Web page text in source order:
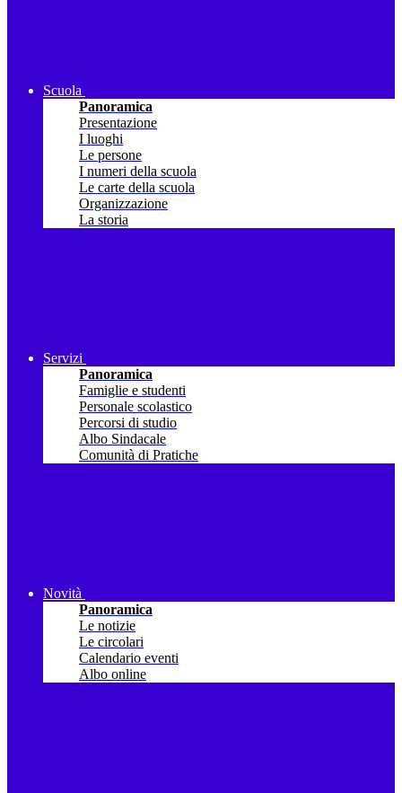
Scuola
Panoramica
Presentazione
I luoghi
Le persone
I numeri della scuola
Le carte della scuola
Organizzazione
La storia
Servizi
Panoramica
Famiglie e studenti
Personale scolastico
Percorsi di studio
Albo Sindacale
Comunità di Pratiche
Novità
Panoramica
Le notizie
Le circolari
Calendario eventi
Albo online